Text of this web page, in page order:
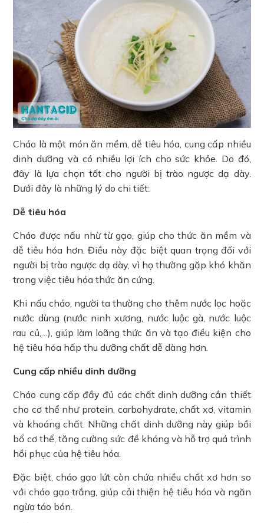
Cháo là một món ăn mềm, dễ tiêu hóa, cung cấp nhiều
dinh dưỡng và có nhiều lợi ích cho sức khỏe. Do đó,
đây là lựa chọn tốt cho người bị trào ngược dạ dày.
Dưới đây là những lý do chi tiết:
Dễ tiêu hóa
Cháo được nấu nhừ từ gạo, giúp cho thức ăn mềm và
dễ tiêu hóa hơn. Điều này đặc biệt quan trọng đối với
người bị trào ngược dạ dày, vì họ thường gặp khó khăn
trong việc tiêu hóa thức ăn cứng.
Khi nấu cháo, người ta thường cho thêm nước lọc hoặc
nước dùng (nước ninh xương, nước luộc gà, nước luộc
rau củ,…), giúp làm loãng thức ăn và tạo điều kiện cho
hệ tiêu hóa hấp thu dưỡng chất dễ dàng hơn.
Cung cấp nhiều dinh dưỡng
Cháo cung cấp đầy đủ các chất dinh dưỡng cần thiết
cho cơ thể như protein, carbohydrate, chất xơ, vitamin
và khoáng chất. Những chất dinh dưỡng này giúp bồi
bổ cơ thể, tăng cường sức đề kháng và hỗ trợ quá trình
hồi phục của hệ tiêu hóa.
Đặc biệt, cháo gạo lứt còn chứa nhiều chất xơ hơn so
với cháo gạo trắng, giúp cải thiện hệ tiêu hóa và ngăn
ngừa táo bón.